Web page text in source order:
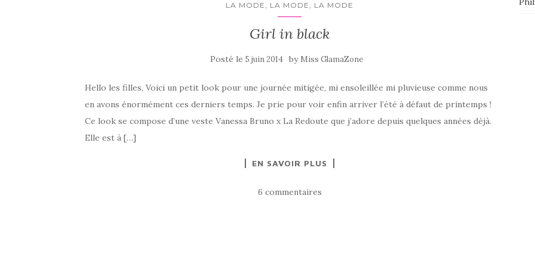
LA MODE, LA MODE, LA MODE
Girl in black
Posté le5 juin 2014 by Miss GlamaZone
Hello les filles, Voici un petit look pour une journée mitigée, mi ensoleillée mi pluvieuse comme nous
en avons énormément ces derniers temps. Je prie pour voir enfin arriver l’été à défaut de printemps !
Ce look se compose d’une veste Vanessa Bruno x La Redoute que j’adore depuis quelques années déjà.
Elle est à […]
EN SAVOIR PLUS
6 commentaires